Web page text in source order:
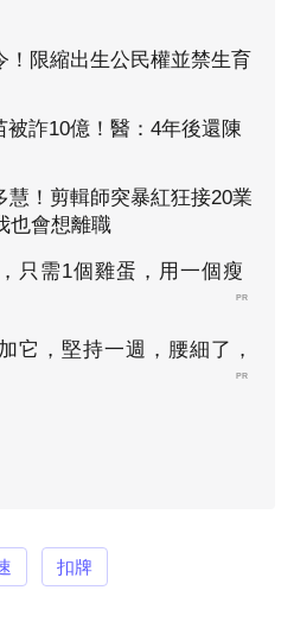
！限縮出生公民權並禁生育
被詐10億！醫：4年後還陳
慧！剪輯師突暴紅狂接20業
也會想離職
只需1個雞蛋，用一個瘦
PR
它，堅持一週，腰細了，
PR
扣牌